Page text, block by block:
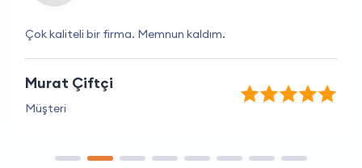
Çok kaliteli bir firma. Memnun kaldım.
Murat Çiftçi
Müşteri